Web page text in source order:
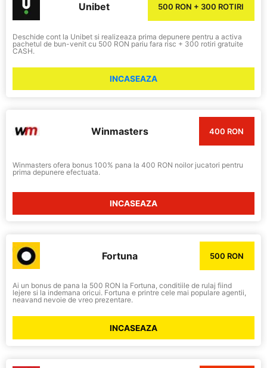
Unibet 500 RON + 300 ROTIRI
Deschide cont la Unibet si realizeaza prima depunere pentru a activa
pachetul de bun-venit cu 500 RON pariu fara risc + 300 rotiri gratuite
CASH.
INCASEAZA
Winmasters 400 RON
Winmasters ofera bonus 100% pana la 400 RON noilor jucatori pentru
prima depunere efectuata.
INCASEAZA
Fortuna 500 RON
Ai un bonus de pana la 500 RON la Fortuna, conditiile de rulaj fiind
lejere si la indemana oricui. Fortuna e printre cele mai populare agentii,
neavand nevoie de vreo prezentare.
INCASEAZA